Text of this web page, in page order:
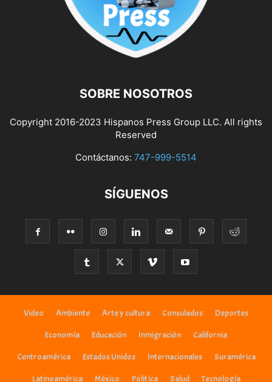
SOBRE NOSOTROS
Copyright 2016-2023 Hispanos Press Group LLC. All rights
Reserved
Contáctanos: 747-999-5514
SÍGUENOS
Video Ambiente Arte y cultura Consulados Deportes
Economía Educación Inmigración California
Centroamérica Estados Unidos Internacionales Suramérica
Latinoamérica México Politíca Salud Tecnología